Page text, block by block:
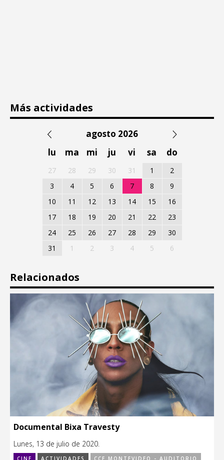
Más actividades
agosto 2026
lu
ma mi ju vi sa do
27 28 29 30 31 1
2
3
4 5 6 7 8
9
10
11 12 13 14 15
16
17
18 19 20 21 22
23
24
25 26 27 28 29
30
31
1 2 3 4 5 6
Relacionados
Documental Bixa Travesty
Lunes, 13 de julio de 2020.
CINE ACTIVIDADES CCE MONTEVIDEO - AUDITORIO